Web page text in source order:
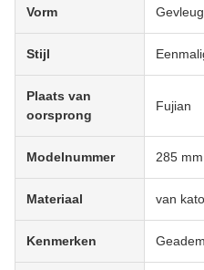
Vorm
Stijl
Plaats van
oorsprong
Fujian
Modelnummer 285 mm
Materiaal van
Kenmerken